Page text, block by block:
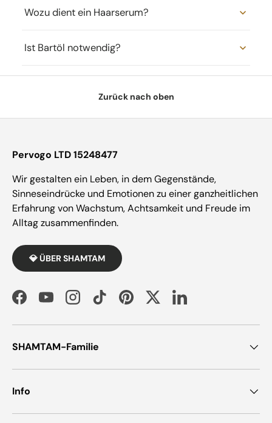
Wozu dient ein Haarserum?
Ist Bartöl notwendig?
Zurück nach oben
Pervogo LTD 15248477
Wir gestalten ein Leben, in dem Gegenstände,
Sinneseindrücke und Emotionen zu einer ganzheitlichen
Erfahrung von Wachstum, Achtsamkeit und Freude im
Alltag zusammenfinden.
💎 ÜBER SHAMTAM
FacebookYouTubeInstagramTikTokPinterestTwitterLinkedIn
SHAMTAM-Familie
Info